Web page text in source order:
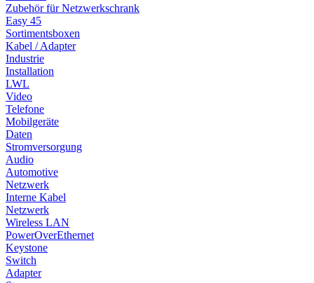
Zubehör für Netzwerkschrank
Easy 45
Sortimentsboxen
Kabel / Adapter
Industrie
Installation
LWL
Video
Telefone
Mobilgeräte
Daten
Stromversorgung
Audio
Automotive
Netzwerk
Interne Kabel
Netzwerk
Wireless LAN
PowerOverEthernet
Keystone
Switch
Adapter